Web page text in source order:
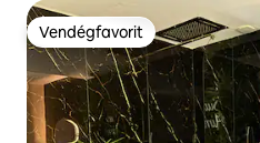
Vendégfavorit
Vendégfavorit